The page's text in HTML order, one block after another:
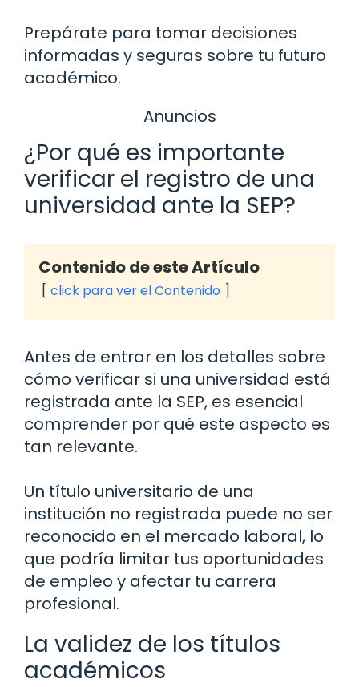
Prepárate para tomar decisiones
informadas y seguras sobre tu futuro
académico.
Anuncios
¿Por qué es importante
verificar el registro de una
universidad ante la SEP?
Contenido de este Artículo
click para ver el Contenido
Antes de entrar en los detalles sobre
cómo verificar si una universidad está
registrada ante la SEP, es esencial
comprender por qué este aspecto es
tan relevante.
Un título universitario de una
institución no registrada puede no ser
reconocido en el mercado laboral, lo
que podría limitar tus oportunidades
de empleo y afectar tu carrera
profesional.
La validez de los títulos
académicos